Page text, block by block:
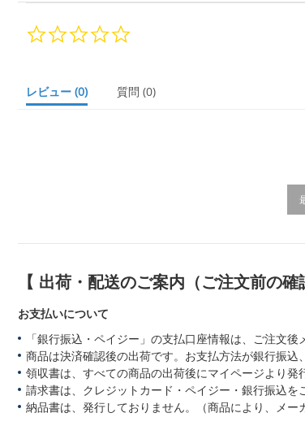
a
r
レビュー (0) 質問 (0)
【 出荷・配送のご案内（ご注文前の確
お支払いについて
「銀行振込・ペイジー」の支払口座情報は、ご注文
商品は決済確認後の出荷です。お支払方法が銀行振込
領収書は、すべての商品の出荷後にマイページより発
請求書は、クレジットカード・ペイジー・銀行振込を
納品書は、発行しておりません。（商品により、メー